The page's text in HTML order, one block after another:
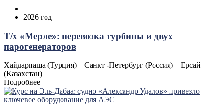
2026 год
Т/х «Мерле»: перевозка турбины и двух
парогенераторов
Хайдарпаша (Турция) – Санкт -Петербург (Россия) – Ерсай
(Казахстан)
Подробнее